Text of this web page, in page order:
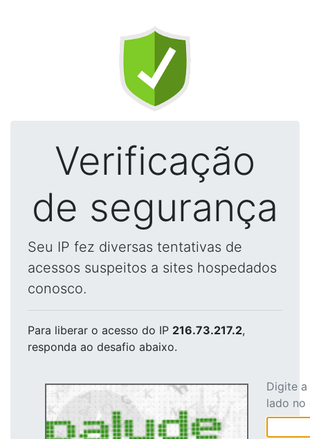
Verificação
de segurança
Seu IP fez diversas tentativas de
acessos suspeitos a sites hospedados
conosco.
Para liberar o acesso do IP 216.73.217.2,
responda ao desafio abaixo.
Digite
lado no